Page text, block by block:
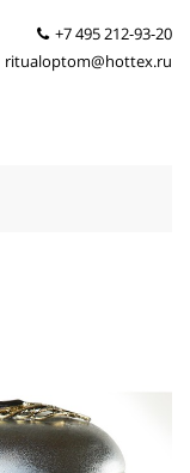
+7 495 212-93-20
ritualoptom@hottex.ru